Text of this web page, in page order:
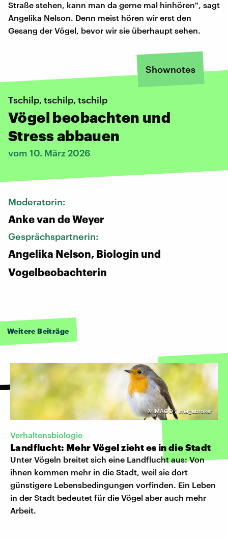
Straße stehen, kann man da gerne mal hinhören", sagt
Angelika Nelson. Denn meist hören wir erst den
Gesang der Vögel, bevor wir sie überhaupt sehen.
Shownotes
Tschilp, tschilp, tschilp
Vögel beobachten und
Stress abbauen
vom 10. März 2026
Moderatorin:
Anke van de Weyer
Gesprächspartnerin:
Angelika Nelson, Biologin und
Vogelbeobachterin
Weitere Beiträge
©IMAGO / imagebroker
Verhaltensbiologie
Landflucht: Mehr Vögel zieht es in die Stadt
Unter Vögeln breitet sich eine Landflucht aus: Von
ihnen kommen mehr in die Stadt, weil sie dort
günstigere Lebensbedingungen vorfinden. Ein Leben
in der Stadt bedeutet für die Vögel aber auch mehr
Arbeit.